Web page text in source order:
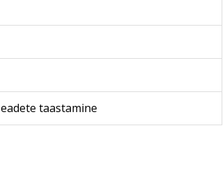
taastamine